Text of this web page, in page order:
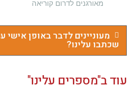
מעוניינים לדבר באופן אישי
שכתבו עלינו?
עוד ב"מספרים עלינו"